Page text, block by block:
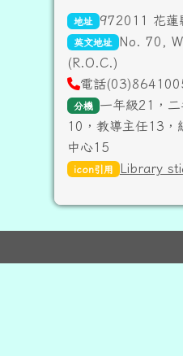
地址 972011 花蓮
英文地址
No. 70,
(R.O.C.)
電話
分機
一年級21，
10，教導主任13，
中心15
icon引用 Library